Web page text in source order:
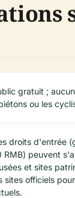
gratuit ;
ou les
droits d'entrée
RMB) peuvent
et sites
sites officiels